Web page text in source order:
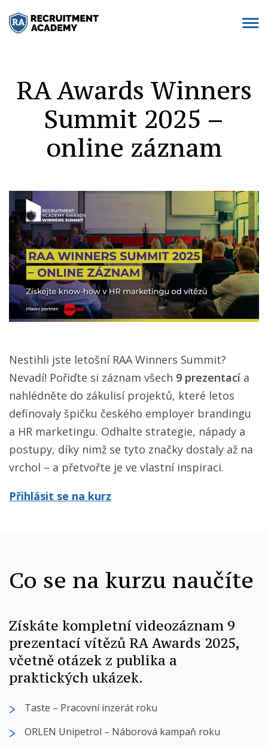
RA Awards Winners
Summit 2025 –
online záznam
Nestihli jste letošní RAA Winners Summit?
Nevadí! Pořiďte si záznam všech 9 prezentací a
nahlédněte do zákulisí projektů, které letos
definovaly špičku českého employer brandingu
a HR marketingu. Odhalte strategie, nápady a
postupy, díky nimž se tyto značky dostaly až na
vrchol – a přetvořte je ve vlastní inspiraci.
Přihlásit se na kurz
Co se na kurzu naučíte
Získáte kompletní videozáznam 9
prezentací vítězů RA Awards 2025,
včetně otázek z publika a
praktických ukázek.
Taste – Pracovní inzerát roku
ORLEN Unipetrol – Náborová kampaň roku